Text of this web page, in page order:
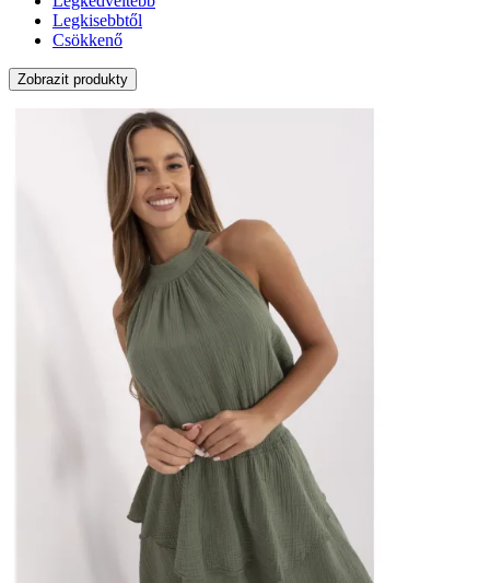
Legkisebbtől
Csökkenő
Zobrazit produkty